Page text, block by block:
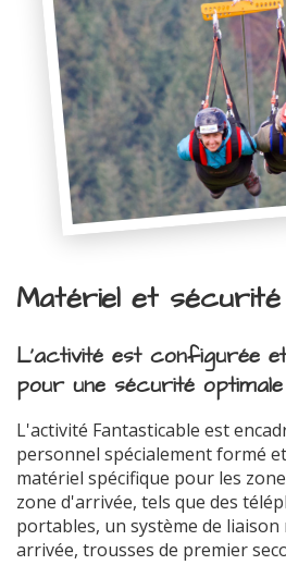
Matériel et sécurité
L'activité est configurée
pour une sécurité optimale
L'activité Fantasticable est
personnel spécialement formé
matériel spécifique pour les
zone d'arrivée, tels que des
portables, un système de
arrivée, trousses de premier